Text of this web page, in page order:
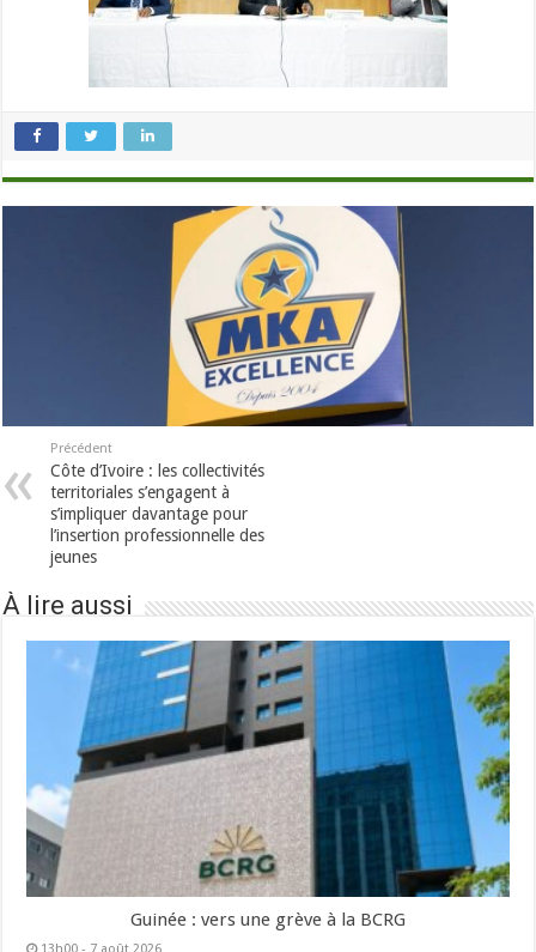
Précédent
Côte d’Ivoire : les collectivités
territoriales s’engagent à
s’impliquer davantage pour
l’insertion professionnelle des
jeunes
À lire aussi
Guinée : vers une grève à la BCRG